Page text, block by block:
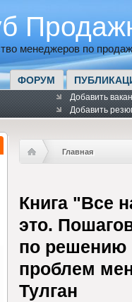
менеджеров по
ФОРУМ
Добавить
Добавить
Главная
Книга "Все
это.
по решению
проблем
Тулган